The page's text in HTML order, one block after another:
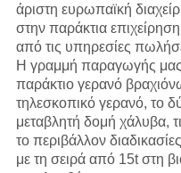
άριστη ευρωπαϊκή
στην παράκτια
από τις υπηρεσίες
Η γραμμή παραγωγής μας
παράκτιο γερανό
τηλεσκοπικό γερανό, το
μεταβλητή δομή χάλυβα,
το περιβάλλον
με τη σειρά από 15t στη